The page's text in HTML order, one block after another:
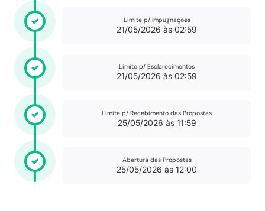
Limite p/ Impugnações
21/05/2026 às 02:59
Limite p/ Esclarecimentos
21/05/2026 às 02:59
Limite p/ Recebimento das Propostas
25/05/2026 às 11:59
Abertura das Propostas
25/05/2026 às 12:00